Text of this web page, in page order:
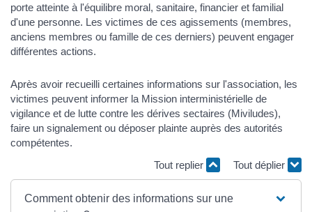
porte atteinte à l'équilibre moral, sanitaire, financier et familial
d'une personne. Les victimes de ces agissements (membres,
anciens membres ou famille de ces derniers) peuvent engager
différentes actions.
Après avoir recueilli certaines informations sur l'association, les
victimes peuvent informer la Mission interministérielle de
vigilance et de lutte contre les dérives sectaires (Miviludes),
faire un signalement ou déposer plainte auprès des autorités
compétentes.
Tout replier
Tout déplier
Comment obtenir des informations sur une